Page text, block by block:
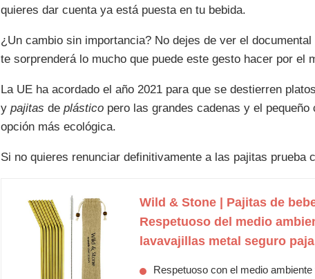
quieres dar cuenta ya está puesta en tu bebida.
¿Un cambio sin importancia? No dejes de ver el
te sorprenderá lo mucho que puede este gesto hacer por el
La UE ha acordado el año 2021 para que se destierren
y pajitas de plástico pero las grandes cadenas y el
opción más ecológica.
Si no quieres renunciar definitivamente a las pajitas prueba
Wild & Stone | Pajitas de
Respetuoso del medio
lavavajillas metal seguro
Respetuoso con el medio